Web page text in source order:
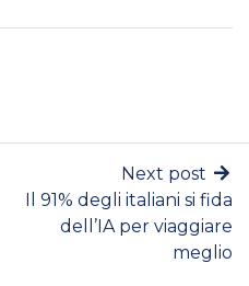
Next post
Il 91% degli italiani si fida
dell’IA per viaggiare
meglio